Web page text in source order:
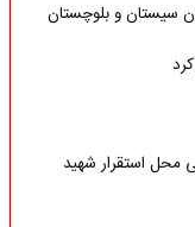
سیستان و بلوچستان
محل استقرار شهید